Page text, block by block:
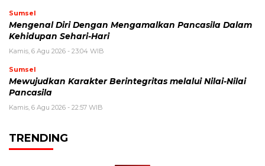
Sumsel
Mengenal Diri Dengan Mengamalkan Pancasila Dalam
Kehidupan Sehari-Hari
Kamis, 6 Agu 2026 - 23:04 WIB
Sumsel
Mewujudkan Karakter Berintegritas melalui Nilai-Nilai
Pancasila
Kamis, 6 Agu 2026 - 22:57 WIB
TRENDING